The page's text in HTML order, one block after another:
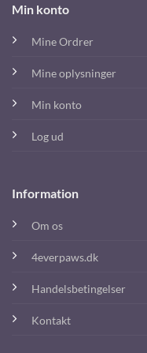
Min konto
Mine Ordrer
Mine oplysninger
Min konto
Log ud
Information
Om os
4everpaws.dk
Handelsbetingelser
Kontakt